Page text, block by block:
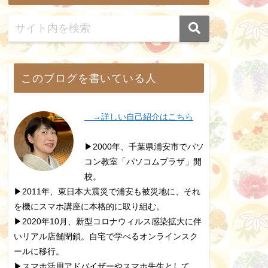
このブログを書いている人
→詳しい自己紹介はこちら
▶2000年、千葉県浦安市でパソ
コン教室「パソコムプラザ」開
校。
▶2011年、東日本大震災で浦安も被災地に、それ
を機にスマホ講座に本格的に取り組む。
▶2020年10月、新型コロナウィルス感染拡大に伴
いリアル店舗閉鎖。自宅で学べるオンラインスク
ールに移行。
▶スマホ活用アドバイザーやスマホ先生として、